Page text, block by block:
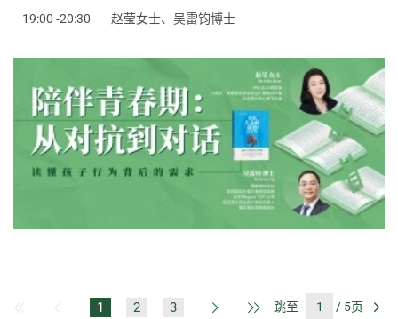
19:00 -20:30 赵莹女士、吴雷钧博士
上一页
1 2 3 下一页 最后一页
跳至 / 5页